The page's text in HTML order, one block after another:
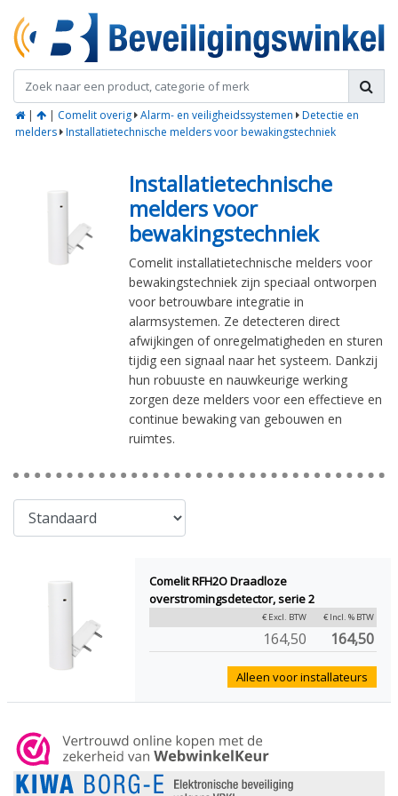
| | Comelit overig Alarm- en veiligheidssystemen
Detectie en
melders Installatietechnische melders voor bewakingstechniek
Installatietechnische
melders voor
bewakingstechniek
Comelit installatietechnische melders voor
bewakingstechniek zijn speciaal ontworpen
voor betrouwbare integratie in
alarmsystemen. Ze detecteren direct
afwijkingen of onregelmatigheden en sturen
tijdig een signaal naar het systeem. Dankzij
hun robuuste en nauwkeurige werking
zorgen deze melders voor een effectieve en
continue bewaking van gebouwen en
ruimtes.
Comelit RFH2O Draadloze
overstromingsdetector, serie 2
€ Excl. BTW € Incl. % BTW
164,50 164,50
Alleen voor installateurs